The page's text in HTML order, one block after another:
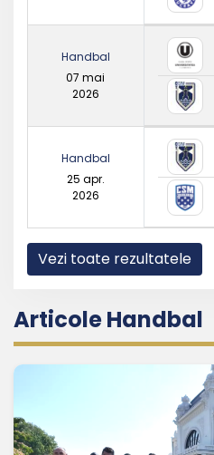
Handbal
07 mai
2026
Handbal
25 apr.
2026
Vezi toate rezultatele
Articole Handbal